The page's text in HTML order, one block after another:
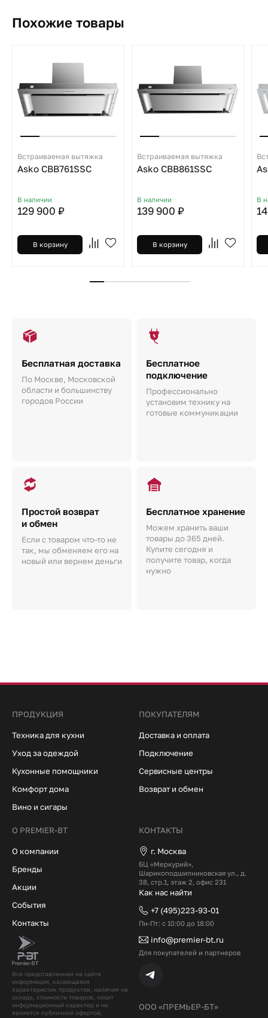
Похожие товары
Встраиваемая вытяжка
Asko CBB761SSC
В наличии
129 900 ₽
В корзину
Встраиваемая вытяжка
Asko CBB861SSC
В наличии
139 900 ₽
В корзину
В
Бесплатная доставка
По Москве, Московской
области и большинству
городов России
Бесплатное
подключение
Профессионально
установим технику на
готовые коммуникации
Простой возврат
и обмен
Если с товаром что-то не
так, мы обменяем его на
новый или вернем деньги
Бесплатное хранение
Можем хранить ваши
товары до 365 дней.
Купите сегодня и
получите товар, когда
нужно
Вся представленная на сайте
информация, касающаяся
характеристик продуктов, наличия на
складе, стоимости товаров, носит
информационный характер и не
является публичной офертой,
ООО «ПРЕМЬЕР-БТ»
ПРОДУКЦИЯ
Техника для кухни
Уход за одеждой
Кухонные помощники
Комфорт дома
Вино и сигары
ПОКУПАТЕЛЯМ
Доставка и оплата
Подключение
Сервисные центры
Возврат и обмен
О PREMIER-BT
О компании
Бренды
Акции
События
Контакты
КОНТАКТЫ
г. Москва
БЦ «Меркурий»,
Шарикоподшипниковская ул., д.
38, стр.1, этаж 2, офис 231
Как нас найти
+7 (495)223-93-01
Пн-Пт: с 10:00 до 18:00
info@premier-bt.ru
Для покупателей и партнеров